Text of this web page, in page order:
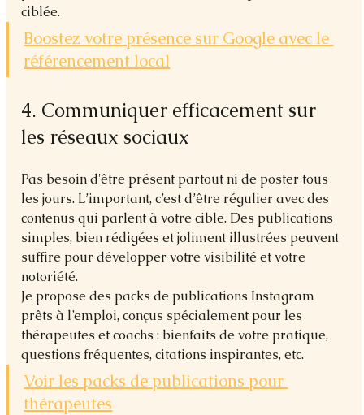
ciblée.
Boostez votre présence sur Google avec le
référencement local
4. Communiquer efficacement sur
les réseaux sociaux
Pas besoin d'être présent partout ni de poster tous
les jours. L’important, c’est d’être régulier avec des
contenus qui parlent à votre cible. Des publications
simples, bien rédigées et joliment illustrées peuvent
suffire pour développer votre visibilité et votre
notoriété.
Je propose des packs de publications Instagram
prêts à l’emploi, conçus spécialement pour les
thérapeutes et coachs : bienfaits de votre pratique,
questions fréquentes, citations inspirantes, etc.
Voir les packs de publications pour
thérapeutes